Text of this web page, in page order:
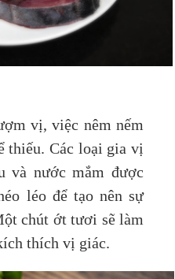
vị, việc nêm nếm
thiếu. Các loại gia vị
và nước mắm được
léo để tạo nên sự
chút ớt tươi sẽ làm
thích vị giác.